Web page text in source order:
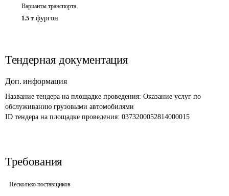
Варианты транспорта
1.5 т фургон
Тендерная документация
Доп. информация
Название тендера на площадке проведения: Оказание услуг по
обслуживанию грузовыми автомобилями
ID тендера на площадке проведения: 0373200052814000015
Требования
Несколько поставщиков